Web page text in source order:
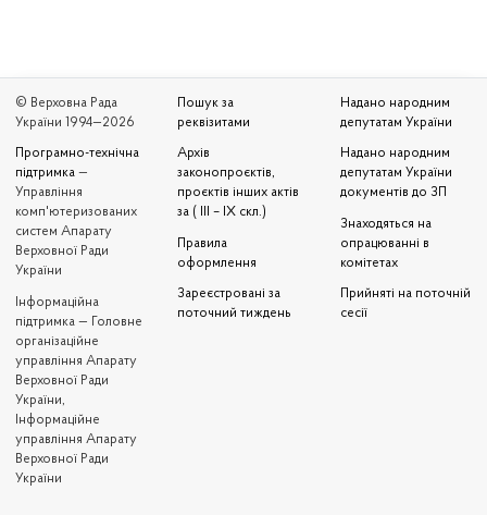
© Верховна Рада
України 1994—2026
Програмно-технічна
підтримка —
Управління
комп'ютеризованих
систем Апарату
Верховної Ради
України
Iнформаційна
підтримка — Головне
організаційне
управління Апарату
Верховної Ради
України,
Інформаційне
управління Апарату
Верховної Ради
України
Пошук за
реквізитами
Архів
законопроєктів,
проєктів інших актів
за ( III – IX скл.)
Правила
оформлення
Зареєстровані за
поточний тиждень
Надано народним
депутатам України
Надано народним
депутатам України
документів до ЗП
Знаходяться на
опрацюванні в
комітетах
Прийняті на поточній
сесії